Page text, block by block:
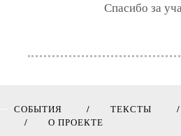
Спасибо за
СОБЫТИЯ ТЕКСТЫ
О ПРОЕКТЕ